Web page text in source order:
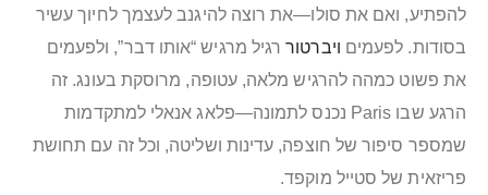
להפתיע, ואם את סולו—את רוצה להיגנב לעצמך לחיוך עשיר
בסודות. לפעמים ויברטוררגיל מרגיש “אותו דבר”, ולפעמים
את פשוט כמהה להרגיש מלאה, עטופה, מרוסקת בעונג. זה
הרגע שבו Paris נכנס לתמונה—פלאג אנאלי למתקדמות
שמספר סיפור של חוצפה, עדינות ושליטה, וכל זה עם תחושת
פריזאית של סטייל מוקפד.